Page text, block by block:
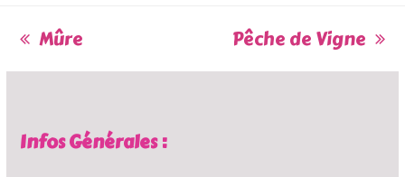
previous
post:
Mûre
next
post:
Pêche de Vigne
Infos Générales :